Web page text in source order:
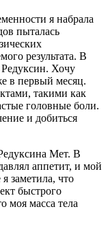
я набрала
пыталась
результата. В
Хочу
в первый месяц.
такими как
головные боли.
и добиться
Мет. В
аппетит, и мой
заметила, что
быстрого
моя масса тела